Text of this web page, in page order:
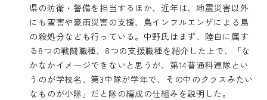
県の防衛・警備を担当するほか、近年は、地震災害以外
にも雪害や豪雨災害の支援、鳥インフルエンザによる鳥
の殺処分なども行っている。中野氏はまず、陸自に属す
る8つの戦闘職種、8つの支援職種を紹介した上で、「な
かなかイメージできないと思うが、第14普通科連隊とい
うのが学校名、第3中隊が学年で、その中のクラスみたい
なものが小隊」だと隊の編成の仕組みを説明した。